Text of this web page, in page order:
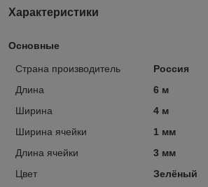
Характеристики
Основные
Страна производитель
Россия
Длина
6 м
Ширина
4 м
Ширина ячейки
1 мм
Длина ячейки
3 мм
Цвет
Зелёный